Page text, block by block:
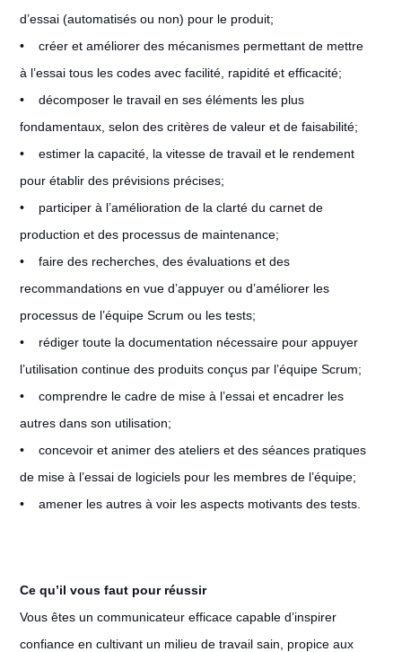
d’essai (automatisés ou non) pour le produit;
• créer et améliorer des mécanismes permettant de mettre
à l’essai tous les codes avec facilité, rapidité et efficacité;
• décomposer le travail en ses éléments les plus
fondamentaux, selon des critères de valeur et de faisabilité;
• estimer la capacité, la vitesse de travail et le rendement
pour établir des prévisions précises;
• participer à l’amélioration de la clarté du carnet de
production et des processus de maintenance;
• faire des recherches, des évaluations et des
recommandations en vue d’appuyer ou d’améliorer les
processus de l’équipe Scrum ou les tests;
• rédiger toute la documentation nécessaire pour appuyer
l’utilisation continue des produits conçus par l’équipe Scrum;
• comprendre le cadre de mise à l’essai et encadrer les
autres dans son utilisation;
• concevoir et animer des ateliers et des séances pratiques
de mise à l’essai de logiciels pour les membres de l’équipe;
• amener les autres à voir les aspects motivants des tests.
Ce qu’il vous faut pour réussir
Vous êtes un communicateur efficace capable d’inspirer
confiance en cultivant un milieu de travail sain, propice aux